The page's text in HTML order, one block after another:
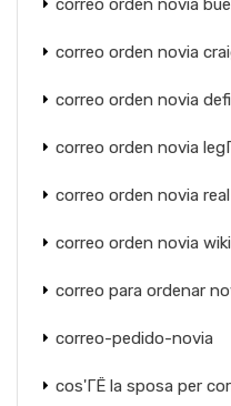
correo orden novia
correo orden novia
correo orden novia
correo orden novia
correo orden novia real
correo orden novia wiki
correo para ordenar
correo-pedido-novia
cos'ГЁ la sposa per